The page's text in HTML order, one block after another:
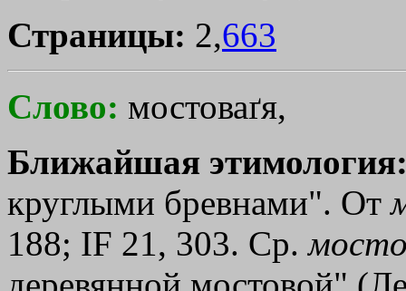
Страницы: 2,663
Слово: мостоваґя,
Ближайшая
круглыми бревнами". От
188; IF 21, 303. Ср.